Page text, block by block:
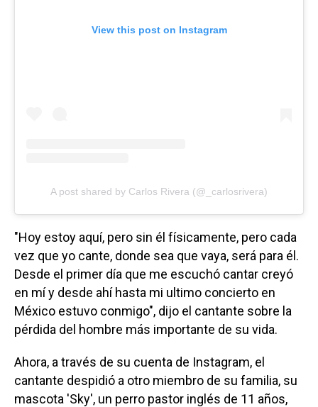
View this post on Instagram
A post shared by Carlos Rivera (@_carlosrivera)
"Hoy estoy aquí, pero sin él físicamente, pero cada
vez que yo cante, donde sea que vaya, será para él.
Desde el primer día que me escuchó cantar creyó
en mí y desde ahí hasta mi ultimo concierto en
México estuvo conmigo", dijo el cantante sobre la
pérdida del hombre más importante de su vida.
Ahora, a través de su cuenta de Instagram, el
cantante despidió a otro miembro de su familia, su
mascota 'Sky', un perro pastor inglés de 11 años,